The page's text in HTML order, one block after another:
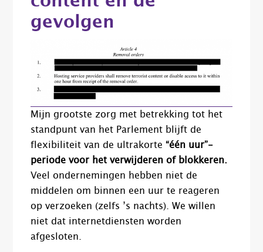
gevolgen
Mijn grootste zorg met betrekking tot het
standpunt van het Parlement blijft de
flexibiliteit van de ultrakorte“één uur”-
periode voor het verwijderen of blokkeren.
Veel ondernemingen hebben niet de
middelen om binnen een uur te reageren
op verzoeken (zelfs ’s nachts). We willen
niet dat internetdiensten worden
afgesloten.